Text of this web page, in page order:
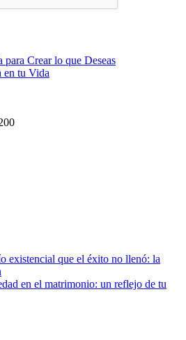
Crear lo que Deseas
en tu Vida
existencial que el éxito no llenó: la
en el matrimonio: un reflejo de tu